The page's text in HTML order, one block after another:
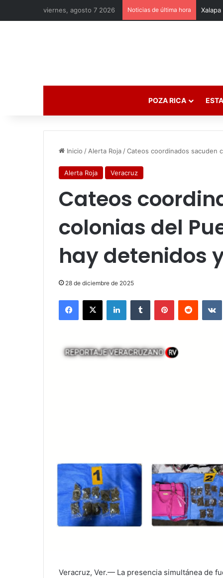
viernes, agosto 7 2026 Noticias de última hora
POZA RICA
Inicio / Alerta Roja /Cateos coordinados sacuden
Alerta Roja Veracruz
Cateos
colonias del
hay detenidos
28 de diciembre de 2025
Facebook
X LinkedInTumblr PinterestReddit
Veracruz, Ver.— La presencia simultánea de